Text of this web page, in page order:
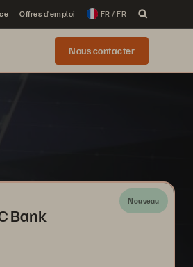
Offres d’emploi FR / FR
Nous contacter
Nouveau
Bank